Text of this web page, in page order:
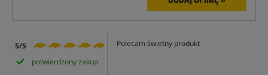
5/5
potwierdzony zakup
Polecam świetny produkt